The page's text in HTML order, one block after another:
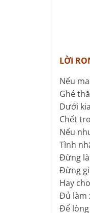
LỜI
Nếu
Ghé
Dưới
Chết
Nếu
Tình
Đừng
Đừng
Hay
Đủ làm
Để